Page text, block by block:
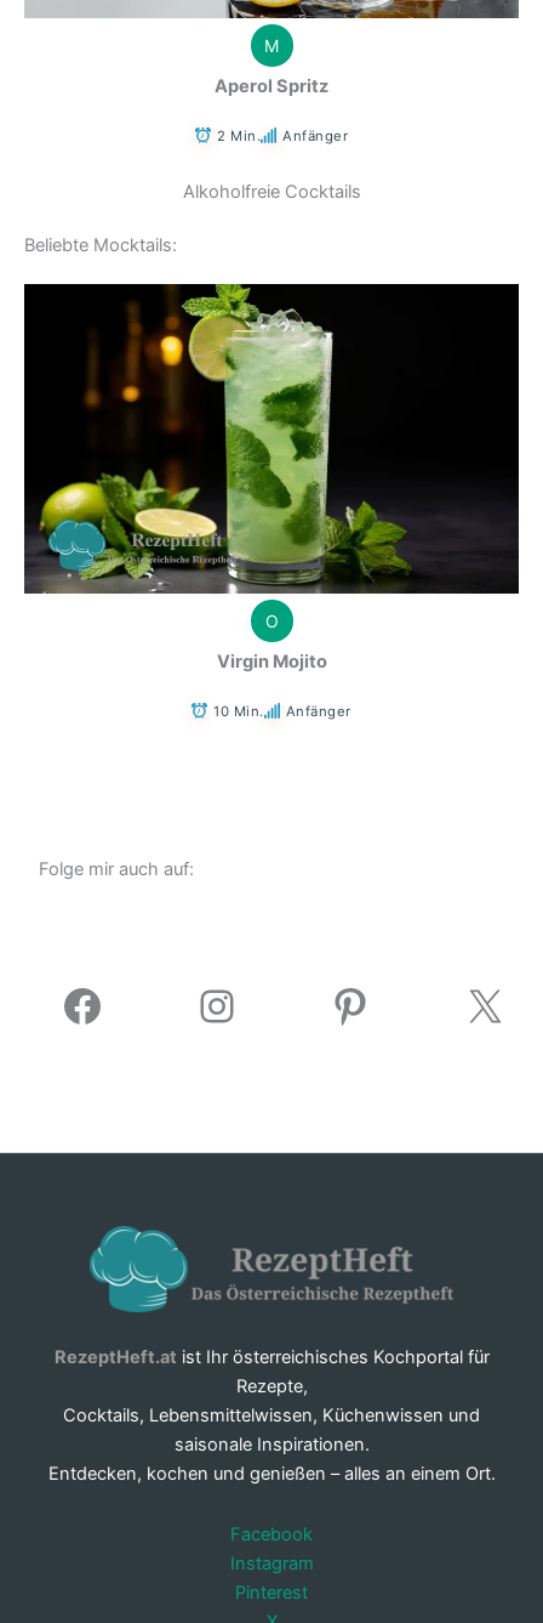
M
Aperol Spritz
2 Min. Anfänger
Alkoholfreie Cocktails
Beliebte Mocktails:
O
Virgin Mojito
10 Min. Anfänger
Folge mir auch auf:
FacebookInstagramPinterest
X
RezeptHeft.at ist Ihr österreichisches Kochportal für
Rezepte,
Cocktails, Lebensmittelwissen, Küchenwissen und
saisonale Inspirationen.
Entdecken, kochen und genießen – alles an einem Ort.
Facebook
Instagram
Pinterest